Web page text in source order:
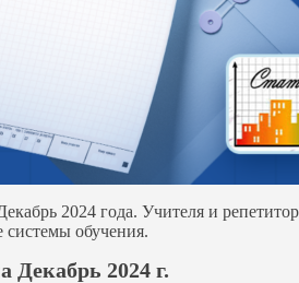
2024 года. Учителя и
системы обучения.
Декабрь 2024 г.